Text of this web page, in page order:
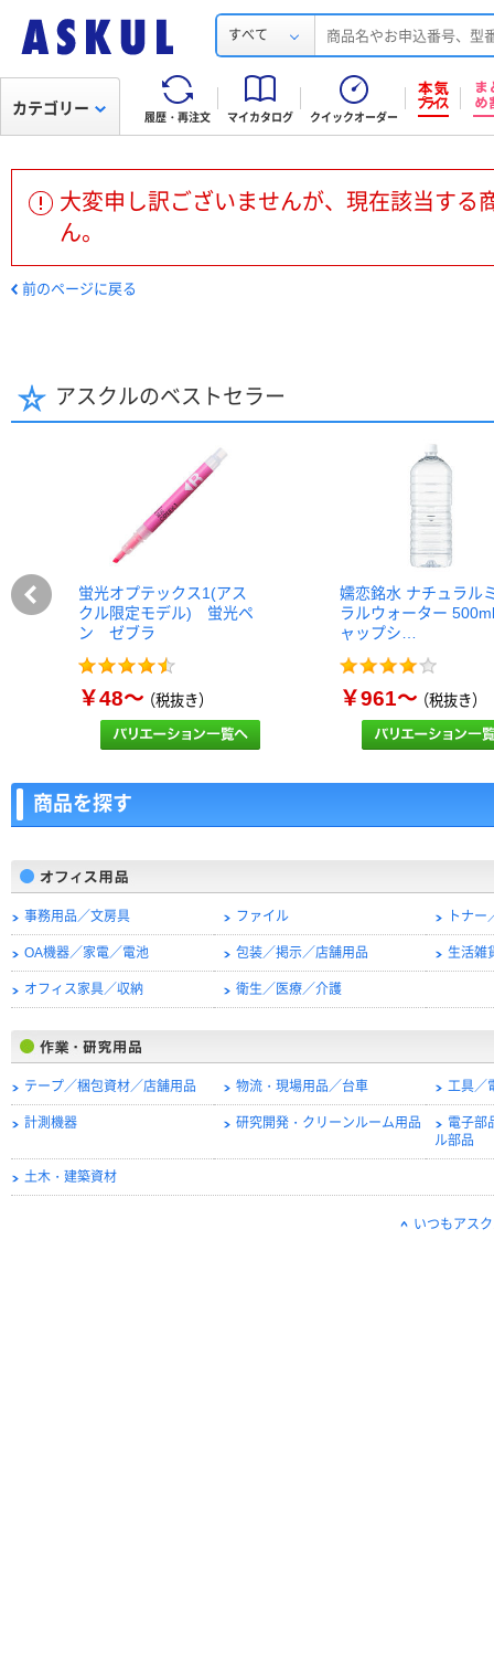
すべて
履歴・再注文 マイカタログ クイックオーダー
カテゴリー
大変申し訳ございませんが、現在該当する
ん。
前のページに戻る
アスクルのベストセラー
蛍光オプテックス1(アス
クル限定モデル) 蛍光ペ
ン ゼブラ
￥48～（税抜き）
嬬恋銘水 ナチュラル
ラルウォーター
ャップシ…
￥961～（税抜き）
商品を探す
事務用品／文房具 ファイル トナ
OA機器／家電／電池 包装／掲示／店舗用品 生活雑
オフィス家具／収納 衛生／医療／介護
テープ／梱包資材／店舗用品 物流・現場用品／台車 工具／
計測機器 研究開発・クリーンルーム用品
電子部
ル部品
土木・建築資材
いつもアス